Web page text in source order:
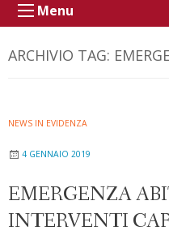
Menu
ARCHIVIO TAG:
NEWS IN EVIDENZA
4 GENNAIO 2019
EMERGENZA
INTERVENTI